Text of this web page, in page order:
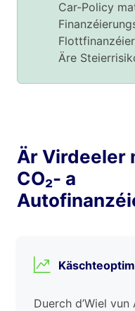
Car-Policy
Äre
Är Virdeeler
CO₂- a
Duerch d’Wiel